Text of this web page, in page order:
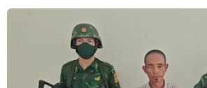
tế
08/08/2026 14:03
Phú Thọ làm rõ sự cố y khoa khiến